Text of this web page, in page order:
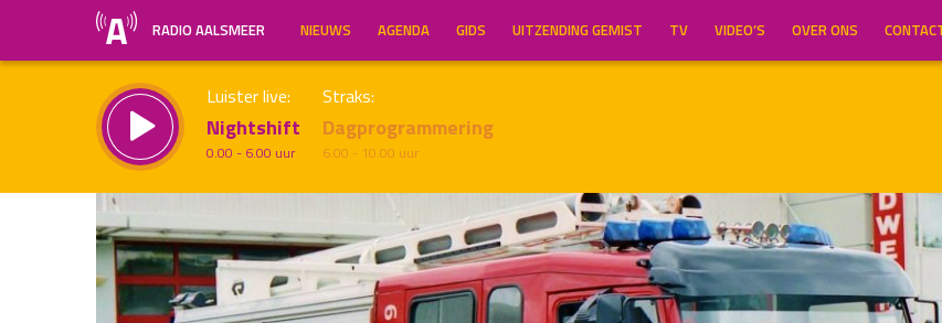
RADIO AALSMEER NIEUWS AGENDA GIDS UITZENDING GEMIST TV VIDEO’S OVER ONS
Luister live:
Nightshift
0.00 - 6.00 uur
Straks:
Dagprogrammering
6.00 - 10.00 uur
Inklappen